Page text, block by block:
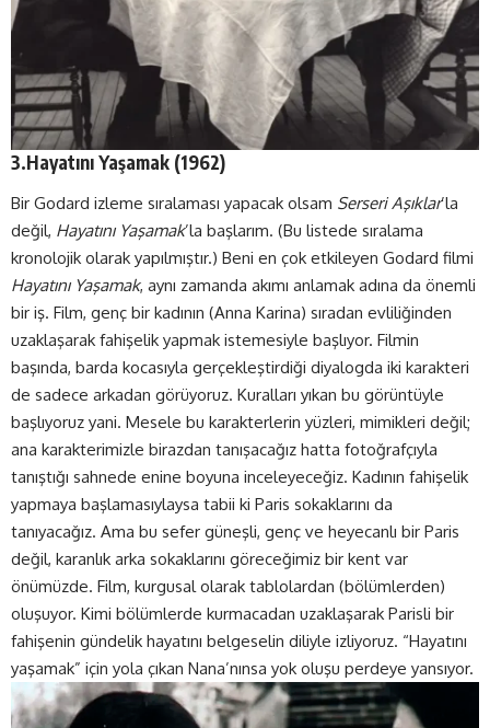
3.Hayatını Yaşamak (1962)
Bir Godard izleme sıralaması yapacak olsam Serseri Aşıklar’la
değil, Hayatını Yaşamak’la başlarım. (Bu listede sıralama
kronolojik olarak yapılmıştır.) Beni en çok etkileyen Godard filmi
Hayatını Yaşamak, aynı zamanda akımı anlamak adına da önemli
bir iş. Film, genç bir kadının (Anna Karina) sıradan evliliğinden
uzaklaşarak fahişelik yapmak istemesiyle başlıyor. Filmin
başında, barda kocasıyla gerçekleştirdiği diyalogda iki karakteri
de sadece arkadan görüyoruz. Kuralları yıkan bu görüntüyle
başlıyoruz yani. Mesele bu karakterlerin yüzleri, mimikleri değil;
ana karakterimizle birazdan tanışacağız hatta fotoğrafçıyla
tanıştığı sahnede enine boyuna inceleyeceğiz. Kadının fahişelik
yapmaya başlamasıylaysa tabii ki Paris sokaklarını da
tanıyacağız. Ama bu sefer güneşli, genç ve heyecanlı bir Paris
değil, karanlık arka sokaklarını göreceğimiz bir kent var
önümüzde. Film, kurgusal olarak tablolardan (bölümlerden)
oluşuyor. Kimi bölümlerde kurmacadan uzaklaşarak Parisli bir
fahişenin gündelik hayatını belgeselin diliyle izliyoruz. “Hayatını
yaşamak” için yola çıkan Nana’nınsa yok oluşu perdeye yansıyor.